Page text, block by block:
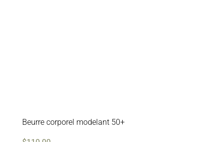
Beurre corporel modelant 50+